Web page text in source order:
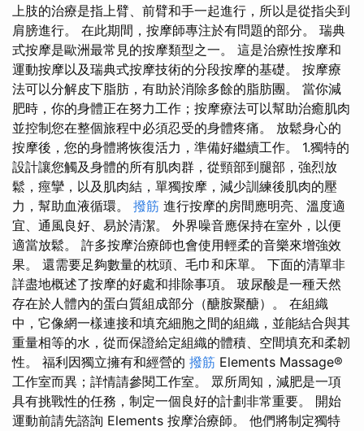
上肢的治療是指上臂、前臂和手一起進行，所以是從指尖到
肩膀進行。 在此期間，按摩師專注於有問題的部分。 瑞典
式按摩是歐洲最常見的按摩類型之一。 這是治療性按摩和
運動按摩以及瑞典式按摩技術的分段按摩的基礎。 按摩療
法可以分解皮下脂肪，有助於消除多餘的脂肪團。 當你減
肥時，你的身體正在努力工作；按摩療法可以幫助治癒肌肉
並控制您在整個旅程中必須忍受的身體疼痛。 放鬆身心的
按摩後，您的身體將恢復活力，準備好繼續工作。 1.獨特的
設計讓您觸及身體的所有肌肉群，從頸部到腿部，強烈放
鬆，痙攣，以及肌肉結，單獨按摩，減少訓練後肌肉的壓
力，幫助血液循環。 撥筋 進行按摩的房間應明亮、溫度適
宜、通風良好、易於清潔。 外界噪音應保持在室外，以便
適當放鬆。 許多按摩治療師也會使用輕柔的音樂來增強效
果。 還需要足夠數量的枕頭、毛巾和床單。 下面的清單非
詳盡地概述了按摩的好處和排除事項。 玻尿酸是一種天然
存在於人體內的蛋白質組成部分（醣胺聚醣）。 在組織
中，它像網一樣連接和填充細胞之間的組織，並能結合與其
重量相等的水，從而保證給定組織的體積、空間填充和柔韌
性。 福利因獨立擁有和經營的 撥筋 Elements Massage®
工作室而異；詳情請參閱工作室。 眾所周知，減肥是一項
具有挑戰性的任務，制定一個良好的計劃非常重要。 開始
運動前請先諮詢 Elements 按摩治療師。 他們將制定獨特